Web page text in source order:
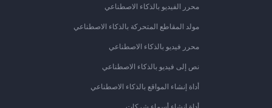
محرر الفيديو بالذكاء الاصطناعي
مولد المقاطع المتحركة بالذكاء الاصطناعي
محرر فيديو بالذكاء الاصطناعي
نص إلى فيديو بالذكاء الاصطناعي
أداة إنشاء المواقع بالذكاء الاصطناعي